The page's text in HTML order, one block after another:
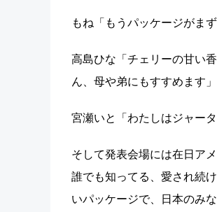
もね「もうパッケージがま
高島ひな「チェリーの甘い
ん、母や弟にもすすめます」
宮瀬いと「わたしはジャー
そして発表会場には在日ア
誰でも知ってる、愛され続
いパッケージで、日本のみ